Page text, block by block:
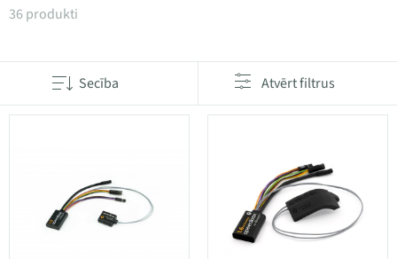
Produkti kategorijā E-velosipēdu piederumi
36 produkti
Secība Atvērt filtrus